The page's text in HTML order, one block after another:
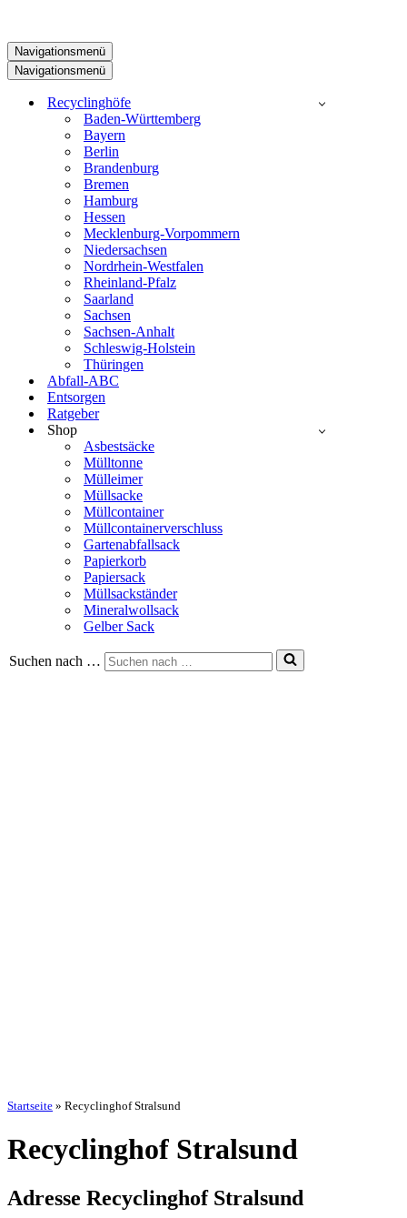
Navigationsmenü
Navigationsmenü
Recyclinghöfe
Baden-Württemberg
Bayern
Berlin
Brandenburg
Bremen
Hamburg
Hessen
Mecklenburg-Vorpommern
Niedersachsen
Nordrhein-Westfalen
Rheinland-Pfalz
Saarland
Sachsen
Sachsen-Anhalt
Schleswig-Holstein
Thüringen
Abfall-ABC
Entsorgen
Ratgeber
Shop
Asbestsäcke
Mülltonne
Mülleimer
Müllsacke
Müllcontainer
Müllcontainerverschluss
Gartenabfallsack
Papierkorb
Papiersack
Müllsackständer
Mineralwollsack
Gelber Sack
Suchen nach …
Startseite » Recyclinghof Stralsund
Recyclinghof Stralsund
Adresse Recyclinghof Stralsund